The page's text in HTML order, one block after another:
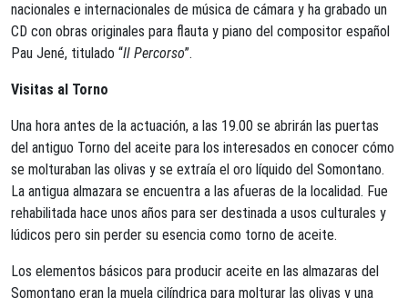
nacionales e internacionales de música de cámara y ha grabado un
CD con obras originales para flauta y piano del compositor español
Pau Jené, titulado “Il Percorso”.
Visitas al Torno
Una hora antes de la actuación, a las 19.00 se abrirán las puertas
del antiguo Torno del aceite para los interesados en conocer cómo
se molturaban las olivas y se extraía el oro líquido del Somontano.
La antigua almazara se encuentra a las afueras de la localidad. Fue
rehabilitada hace unos años para ser destinada a usos culturales y
lúdicos pero sin perder su esencia como torno de aceite.
Los elementos básicos para producir aceite en las almazaras del
Somontano eran la muela cilíndrica para molturar las olivas y una